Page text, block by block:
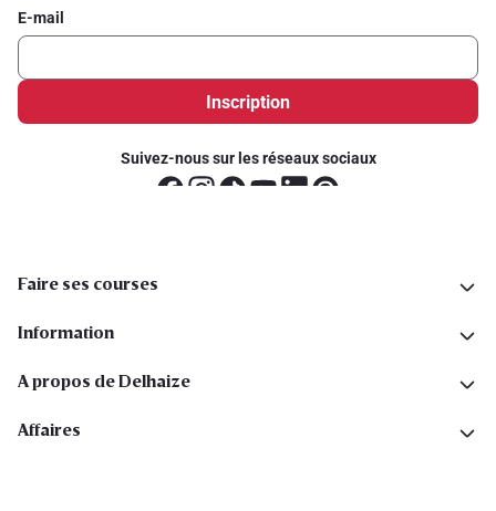
E-mail
Inscription
Suivez-nous sur les réseaux sociaux
Faire ses courses
Information
A propos de Delhaize
Affaires